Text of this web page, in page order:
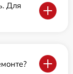
Для